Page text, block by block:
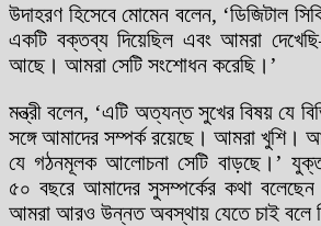
উদাহরণ হিসেবে মোমেন বলেন, ‘ডিজিটাল
একটি বক্তব্য দিয়েছিল এবং আমরা
আছে। আমরা সেটি সংশোধন করেছি।’
মন্ত্রী বলেন, ‘এটি অত্যন্ত সুখের বিষয় যে
সঙ্গে আমাদের সম্পর্ক রয়েছে। আমরা খুশি।
যে গঠনমূলক আলোচনা সেটি বাড়ছে।’
৫০ বছরে আমাদের সুসম্পর্কের কথা
আমরা আরও উন্নত অবস্থায় যেতে চাই বলে